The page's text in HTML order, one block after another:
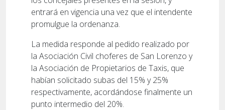
entrará en vigencia una vez que el intendente
promulgue la ordenanza.
La medida responde al pedido realizado por
la Asociación Civil choferes de San Lorenzo y
la Asociación de Propietarios de Taxis, que
habían solicitado subas del 15% y 25%
respectivamente, acordándose finalmente un
punto intermedio del 20%.